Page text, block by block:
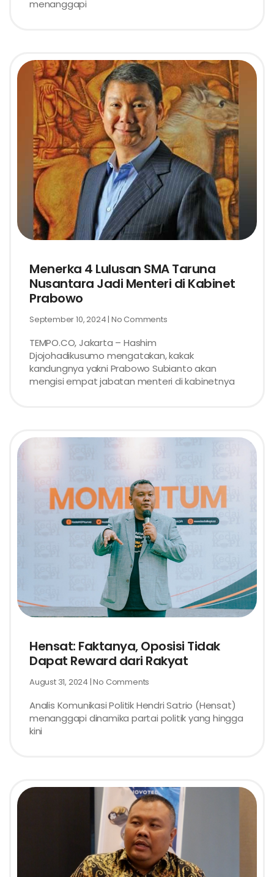
menanggapi
Menerka 4 Lulusan SMA Taruna
Nusantara Jadi Menteri di Kabinet
Prabowo
September 10, 2024 No Comments
TEMPO.CO, Jakarta – Hashim
Djojohadikusumo mengatakan, kakak
kandungnya yakni Prabowo Subianto akan
mengisi empat jabatan menteri di kabinetnya
Hensat: Faktanya, Oposisi Tidak
Dapat Reward dari Rakyat
August 31, 2024 No Comments
Analis Komunikasi Politik Hendri Satrio (Hensat)
menanggapi dinamika partai politik yang hingga
kini